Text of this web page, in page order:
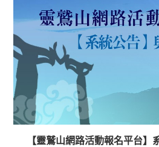
【靈鷲山網路活動報名平台】